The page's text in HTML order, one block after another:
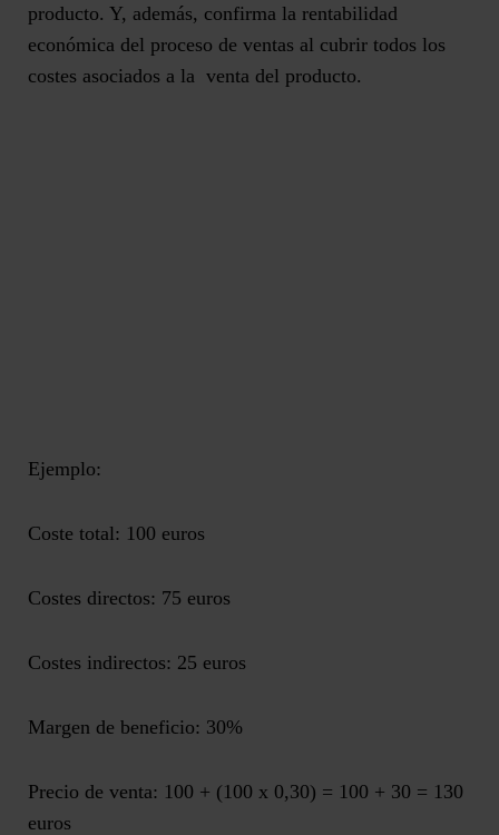
producto. Y, además, confirma la rentabilidad
económica del proceso de ventas al cubrir todos los
costes asociados a la venta del producto.
Ejemplo:
Coste total: 100 euros
Costes directos: 75 euros
Costes indirectos: 25 euros
Margen de beneficio: 30%
Precio de venta: 100 + (100 x 0,30) = 100 + 30 = 130
euros